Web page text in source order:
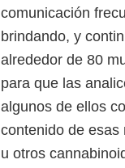
comunicación
brindando, y
alrededor de 80
para que las
algunos de ellos
contenido de esas
u otros